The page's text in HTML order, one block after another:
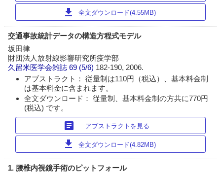
download 全文ダウンロード(4.55MB)
交通事故統計データの構造方程式モデル
坂田律
財団法人放射線影響研究所疫学部
久留米医学会雑誌 69 (5/6) 182-190, 2006.
アブストラクト： 従量制は110円（税込）、基本料金制
は基本料金に含まれます。
全文ダウンロード： 従量制、基本料金制の方共に770円
(税込) です。
article アブストラクトを見る
download 全文ダウンロード(4.82MB)
1. 腰椎内視鏡手術のピットフォール